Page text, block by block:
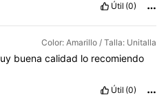
Útil (0)
Color: Amarillo / Talla: Unitalla
buenacalidad lo recomiendo
Útil (0)